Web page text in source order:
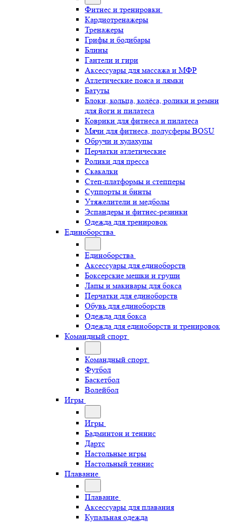
Фитнес и тренировки
Кардиотренажеры
Тренажеры
Грифы и бодибары
Блины
Гантели и гири
Аксессуары для массажа и МФР
Атлетические пояса и лямки
Батуты
Блоки, кольца, колёса, ролики и ремни
для йоги и пилатеса
Коврики для фитнеса и пилатеса
Мячи для фитнеса, полусферы BOSU
Обручи и хулахупы
Перчатки атлетические
Ролики для пресса
Скакалки
Степ-платформы и степперы
Суппорты и бинты
Утяжелители и медболы
Эспандеры и фитнес-резинки
Одежда для тренировок
Единоборства
Единоборства
Аксессуары для единоборств
Боксерские мешки и груши
Лапы и макивары для бокса
Перчатки для единоборств
Обувь для единоборств
Одежда для бокса
Одежда для единоборств и тренировок
Командный спорт
Командный спорт
Футбол
Баскетбол
Волейбол
Игры
Игры
Бадминтон и теннис
Дартс
Настольные игры
Настольный теннис
Плавание
Плавание
Аксессуары для плавания
Купальная одежда